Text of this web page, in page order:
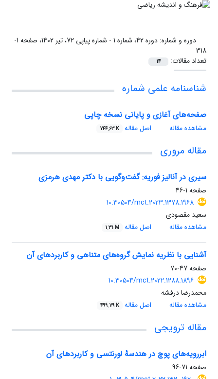
دوره و شماره:
دوره 42، شماره 1 - شماره پیاپی 72، تیر 1402، صفحه 1-
318
تعداد مقالات:
14
شناسنامه علمی شماره
صفحه‌های آغازی و پایانی نسخه چاپی
مشاهده مقاله اصل مقاله 744.63 K
مقاله مروری
سیری در آنالیز فوریه: گفت‌وگویی با دکتر مهدی هرمزی
صفحه 1-46
10.30504/mct.2023.1378.1968
سعید مقصودی
مشاهده مقاله
اصل مقاله 1.31 M
آشنایی با نظریه نمایش گروه‌های متناهی و کاربردهای آن
صفحه47-70
10.30504/mct.2022.1288.1896
محمدرضا درفشه
مشاهده مقاله
اصل مقاله 499.79 K
مقاله ترویجی
ابررویه‌های پوچ در هندسهٔ لورنتسی و کاربردهای آن
صفحه 71-96